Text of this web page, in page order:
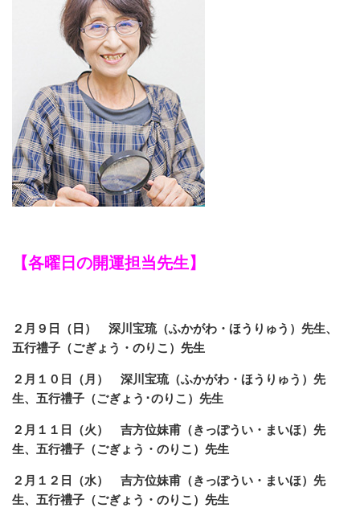
【各曜日の開運担当先生】
２月９日（日） 深川宝琉（ふかがわ・ほうりゅう）先生、
五行禮子（ごぎょう・のりこ）先生
２月１０日（月） 深川宝琉（ふかがわ・ほうりゅう）先
生、五行禮子（ごぎょう･のりこ）先生
２月１１日（火） 吉方位妹甫（きっぽうい・まいほ）先
生、五行禮子（ごぎょう・のりこ）先生
２月１２日（水） 吉方位妹甫（きっぽうい・まいほ）先
生、五行禮子（ごぎょう・のりこ）先生